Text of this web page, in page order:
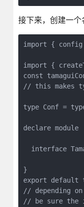
接下来，创建一
import { config
import {
const
// this makes
type Conf =
declare
interface
}
export default
// depending
// be sure the